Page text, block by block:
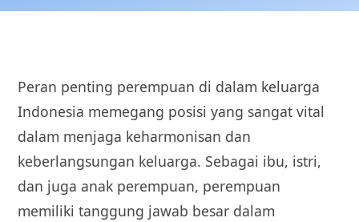
Peran penting perempuan di dalam keluarga
Indonesia memegang posisi yang sangat vital
dalam menjaga keharmonisan dan
keberlangsungan keluarga. Sebagai ibu, istri,
dan juga anak perempuan, perempuan
memiliki tanggung jawab besar dalam